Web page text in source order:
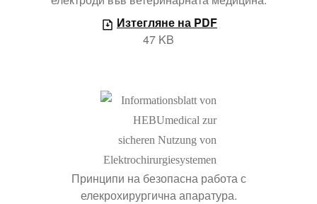
Изтегляне на PDF
47 KB
Принципи на безопасна работа с
елекрохирургична апаратура.